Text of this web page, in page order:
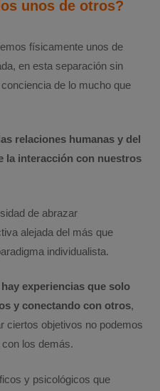
unos de otros?
físicamente unos de
en esta separación sin
de lo mucho que
relaciones humanas y del
la interacción con nuestros
de abrazar
alejada del más que
individualista.
hay experiencias que solo
y conectando con otros,
ciertos objetivos no podemos
los demás.
y psicológicos que